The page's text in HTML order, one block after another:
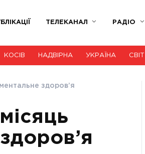
ТЕЛЕКАНАЛ РАДІО
КОСІВ НАДВІРНА УКРАЇНА СВІТ
ментальне здоров’я